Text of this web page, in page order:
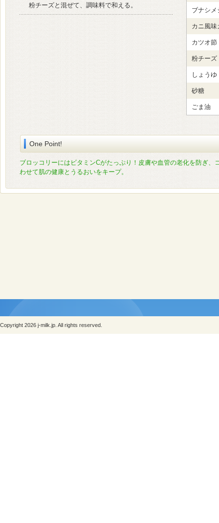
粉チーズと混ぜて、調味料で和える。
ブナシメ
カニ風味
カツオ節
粉チーズ
しょうゆ
砂糖
ごま油
One Point!
ブロッコリーにはビタミンCがたっぷり！皮膚や血管の老化を防ぎ、
わせて肌の健康とうるおいをキープ。
Copyright 2026 j-milk.jp. All rights reserved.